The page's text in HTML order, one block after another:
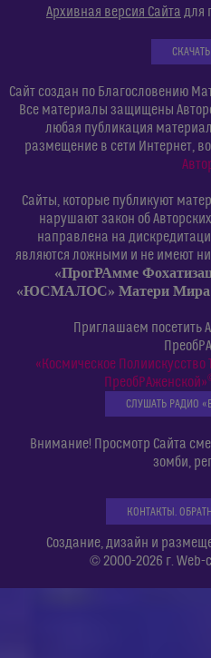
Архивная версия Сайта для
Сайт создан по Благословению
Все материалы защищены
любая публикация
размещение в сети Интернет,
Сайты, которые публикуют
нарушают закон об
направлена на
являются ложными и не имеют
«ПрогРАмме
«ЮСМАЛОС» Матери
Приглашаем посетить
«Космическое Полиискусство
ПреобРАженской»
СЛУШАТЬ РАДИО
Внимание! Просмотр Сайта
зомби,
КОНТАКТЫ.
Создание, дизайн и
© 2000-2026 г. Web-